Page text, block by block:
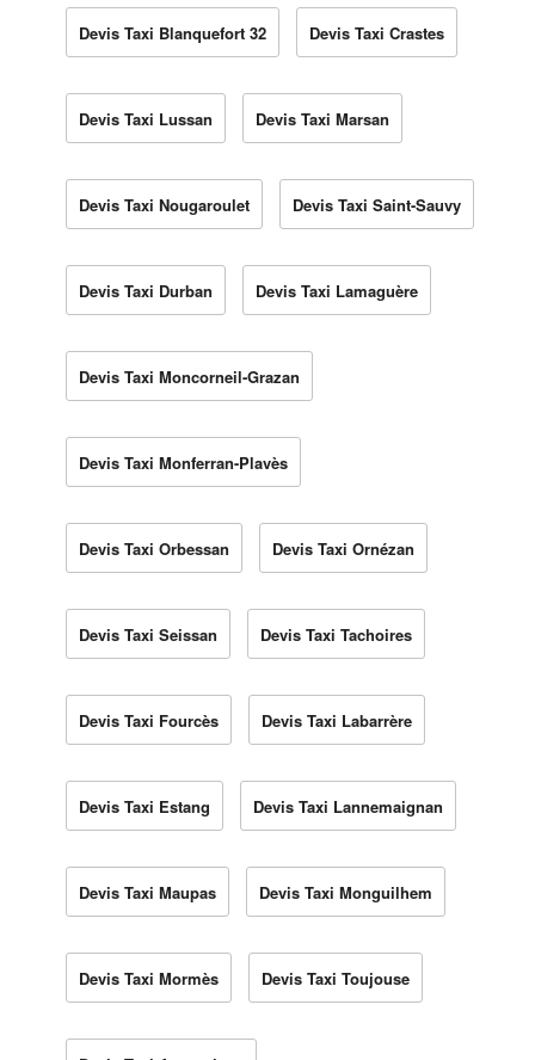
Devis Taxi Blanquefort 32 Devis Taxi Crastes
Devis Taxi Lussan Devis Taxi Marsan
Devis Taxi Nougaroulet Devis Taxi Saint-Sauvy
Devis Taxi Durban Devis Taxi Lamaguère
Devis Taxi Moncorneil-Grazan
Devis Taxi Monferran-Plavès
Devis Taxi Orbessan Devis Taxi Ornézan
Devis Taxi Seissan Devis Taxi Tachoires
Devis Taxi Fourcès Devis Taxi Labarrère
Devis Taxi Estang Devis Taxi Lannemaignan
Devis Taxi Maupas Devis Taxi Monguilhem
Devis Taxi Mormès Devis Taxi Toujouse